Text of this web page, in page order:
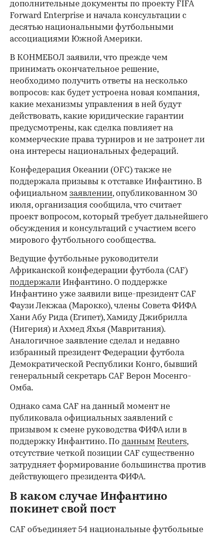
дополнительные документы по проекту FIFA
Forward Enterprise и начала консультации с
десятью национальными футбольными
ассоциациями Южной Америки.
В КОНМЕБОЛ заявили, что прежде чем
принимать окончательное решение,
необходимо получить ответы на несколько
вопросов: как будет устроена новая компания,
какие механизмы управления в ней будут
действовать, какие юридические гарантии
предусмотрены, как сделка повлияет на
коммерческие права турниров и не затронет ли
она интересы национальных федераций.
Конфедерация Океании (OFC) также не
поддержала призывы к отставке Инфантино. В
официальном заявлении, опубликованном 30
июля, организация сообщила, что считает
проект вопросом, который требует дальнейшего
обсуждения и консультаций с участием всего
мирового футбольного сообщества.
Ведущие футбольные руководители
Африканской конфедерации футбола (CAF)
поддержали Инфантино. О поддержке
Инфантино уже заявили вице-президент CAF
Фаузи Лекжаа (Марокко), члены Совета ФИФА
Хани Абу Рида (Египет), Хамиду Джибрилла
(Нигерия) и Ахмед Яхья (Мавритания).
Аналогичное заявление сделал и недавно
избранный президент Федерации футбола
Демократической Республики Конго, бывший
генеральный секретарь CAF Верон Мосенго-
Омба.
Однако сама CAF на данный момент не
публиковала официальных заявлений с
призывом к смене руководства ФИФА или в
поддержку Инфантино. По данным Reuters,
отсутствие четкой позиции CAF существенно
затрудняет формирование большинства против
действующего президента ФИФА.
В каком случае Инфантино
покинет свой пост
CAF объединяет 54 национальные футбольные